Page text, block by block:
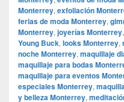
Monterrey, exfoliación
ferias de moda Monterrey,
Monterrey, joyerías Monterrey,
Young Buck, looks Monterrey,
noche Monterrey, maquillaje
maquillaje para bodas
maquillaje para eventos
especiales Monterrey,
y belleza Monterrey,